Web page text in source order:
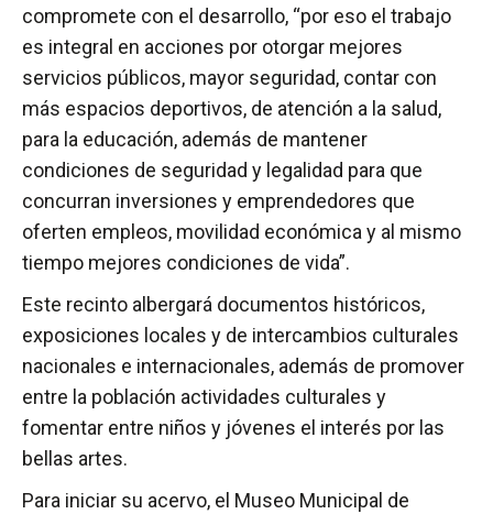
compromete con el desarrollo, “por eso el trabajo
es integral en acciones por otorgar mejores
servicios públicos, mayor seguridad, contar con
más espacios deportivos, de atención a la salud,
para la educación, además de mantener
condiciones de seguridad y legalidad para que
concurran inversiones y emprendedores que
oferten empleos, movilidad económica y al mismo
tiempo mejores condiciones de vida”.
Este recinto albergará documentos históricos,
exposiciones locales y de intercambios culturales
nacionales e internacionales, además de promover
entre la población actividades culturales y
fomentar entre niños y jóvenes el interés por las
bellas artes.
Para iniciar su acervo, el Museo Municipal de